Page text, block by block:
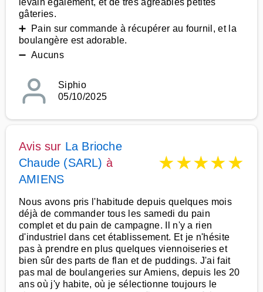
levain également, et de très agréables petites
gâteries.
➕ Pain sur commande à récupérer au fournil, et la
boulangère est adorable.
➖ Aucuns
Siphio
05/10/2025
Avis sur La Brioche
Chaude (SARL) à
AMIENS
★★★★★
Nous avons pris l'habitude depuis quelques mois
déjà de commander tous les samedi du pain
complet et du pain de campagne. Il n'y a rien
d'industriel dans cet établissement. Et je n'hésite
pas à prendre en plus quelques viennoiseries et
bien sûr des parts de flan et de puddings. J'ai fait
pas mal de boulangeries sur Amiens, depuis les 20
ans où j'y habite, où je sélectionne toujours le